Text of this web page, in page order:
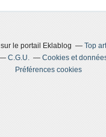
sur le portail Eklablog Top
C.G.U.
Cookies et
Préférences cookies